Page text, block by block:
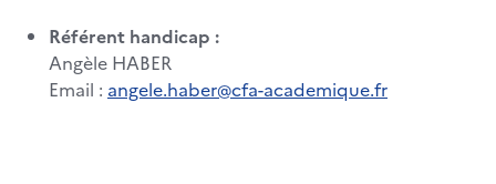
Référent handicap :
Angèle HABER
Email : angele.haber@cfa-academique.fr